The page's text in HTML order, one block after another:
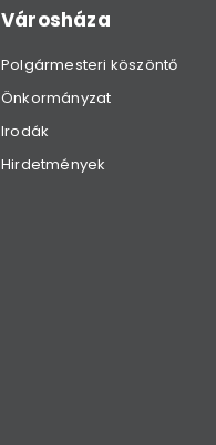
Városháza
Polgármesteri köszöntő
Önkormányzat
Irodák
Hirdetmények